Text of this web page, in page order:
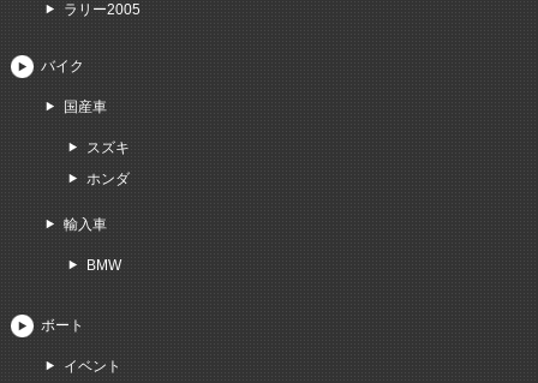
ラリー2005
バイク
国産車
スズキ
ホンダ
輸入車
BMW
ボート
イベント